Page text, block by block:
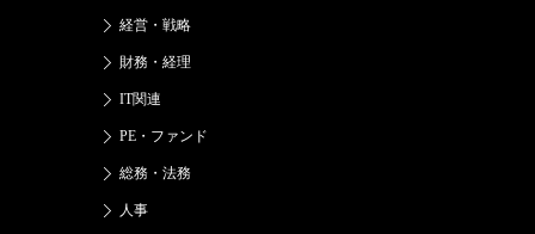
経営・戦略
財務・経理
IT関連
PE・ファンド
総務・法務
人事